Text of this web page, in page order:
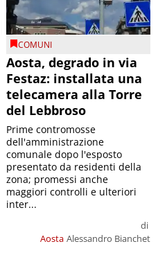
COMUNI
Aosta, degrado in via
Festaz: installata una
telecamera alla Torre
del Lebbroso
Aosta
di
Alessandro Bianchet
Prime contromosse
dell'amministrazione
comunale dopo l'esposto
presentato da residenti della
zona; promessi anche
maggiori controlli e ulteriori
inter...